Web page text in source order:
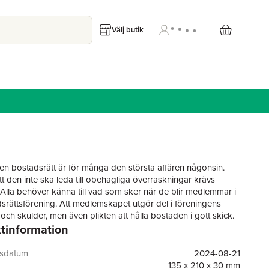
Välj butik
bostadsrätt är för många den största affären någonsin.
den inte ska leda till obehagliga överraskningar krävs
behöver känna till vad som sker när de blir medlemmar i
Att medlemskapet utgör del i föreningens
skulder, men även plikten att hålla bostaden i gott skick.
bostadsrätten varierar mellan dem som anser att det är den
Båda bilderna behöver speglas. Lars-Olof Pettersson
sin bok om vad det är som gör bostadsrätten till ett tryggt
2024-08-21
135 x 210 x 30 mm